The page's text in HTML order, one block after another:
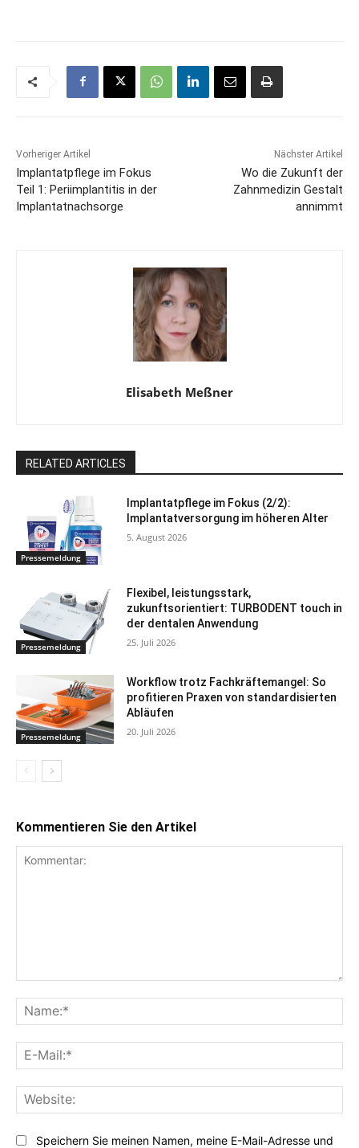
Vorheriger Artikel
Implantatpflege im Fokus
Teil 1: Periimplantitis in der
Implantatnachsorge
Nächster Artikel
Wo die Zukunft der
Zahnmedizin Gestalt
annimmt
Elisabeth Meßner
RELATED ARTICLES
Pressemeldung
Implantatpflege im Fokus (2/2):
Implantatversorgung im höheren Alter
5. August 2026
Pressemeldung
Flexibel, leistungsstark,
zukunftsorientiert: TURBODENT touch in
der dentalen Anwendung
25. Juli 2026
Pressemeldung
Workflow trotz Fachkräftemangel: So
profitieren Praxen von standardisierten
Abläufen
20. Juli 2026
Kommentieren Sie den Artikel
Speichern Sie meinen Namen, meine E-Mail-Adresse und